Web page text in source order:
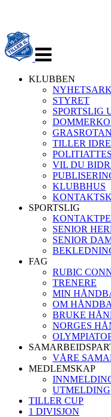
navigasjon
KLUBBEN
STYRET
SPORTSLIG
TILLER
VIL DU
KLUBBHUS
SPORTSLIG
SENIOR
SENIOR
FAG
RUBIC
TRENERE
MIN
OM
BRUKE
NORGES
VÅRE
MEDLEMSKAP
UTMELDING
TILLER CUP
1 DIVISJON